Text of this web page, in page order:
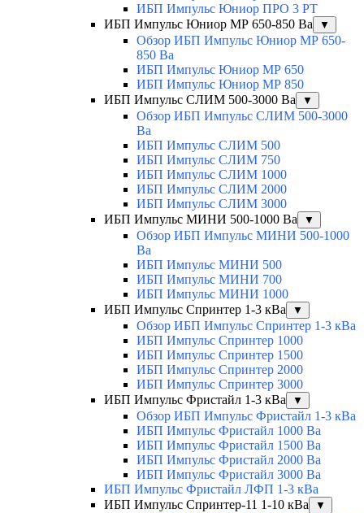
ИБП Импульс Юниор ПРО 3 РТ
ИБП Импульс Юниор МР 650-850 Ва
▼
Обзор ИБП Импульс Юниор МР 650-
850 Ва
ИБП Импульс Юниор МР 650
ИБП Импульс Юниор МР 850
ИБП Импульс СЛИМ 500-3000 Ва
▼
Обзор ИБП Импульс СЛИМ 500-3000
Ва
ИБП Импульс СЛИМ 500
ИБП Импульс СЛИМ 750
ИБП Импульс СЛИМ 1000
ИБП Импульс СЛИМ 2000
ИБП Импульс СЛИМ 3000
ИБП Импульс МИНИ 500-1000 Ва
▼
Обзор ИБП Импульс МИНИ 500-1000
Ва
ИБП Импульс МИНИ 500
ИБП Импульс МИНИ 700
ИБП Импульс МИНИ 1000
ИБП Импульс Спринтер 1-3 кВа
▼
Обзор ИБП Импульс Спринтер 1-3 кВа
ИБП Импульс Спринтер 1000
ИБП Импульс Спринтер 1500
ИБП Импульс Спринтер 2000
ИБП Импульс Спринтер 3000
ИБП Импульс Фристайл 1-3 кВа
▼
Обзор ИБП Импульс Фристайл 1-3 кВа
ИБП Импульс Фристайл 1000 Ва
ИБП Импульс Фристайл 1500 Ва
ИБП Импульс Фристайл 2000 Ва
ИБП Импульс Фристайл 3000 Ва
ИБП Импульс Фристайл ЛФП 1-3 кВа
ИБП Импульс Спринтер-11 1-10 кВа
▼